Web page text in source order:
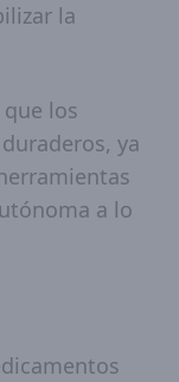
la
los
ya
a lo